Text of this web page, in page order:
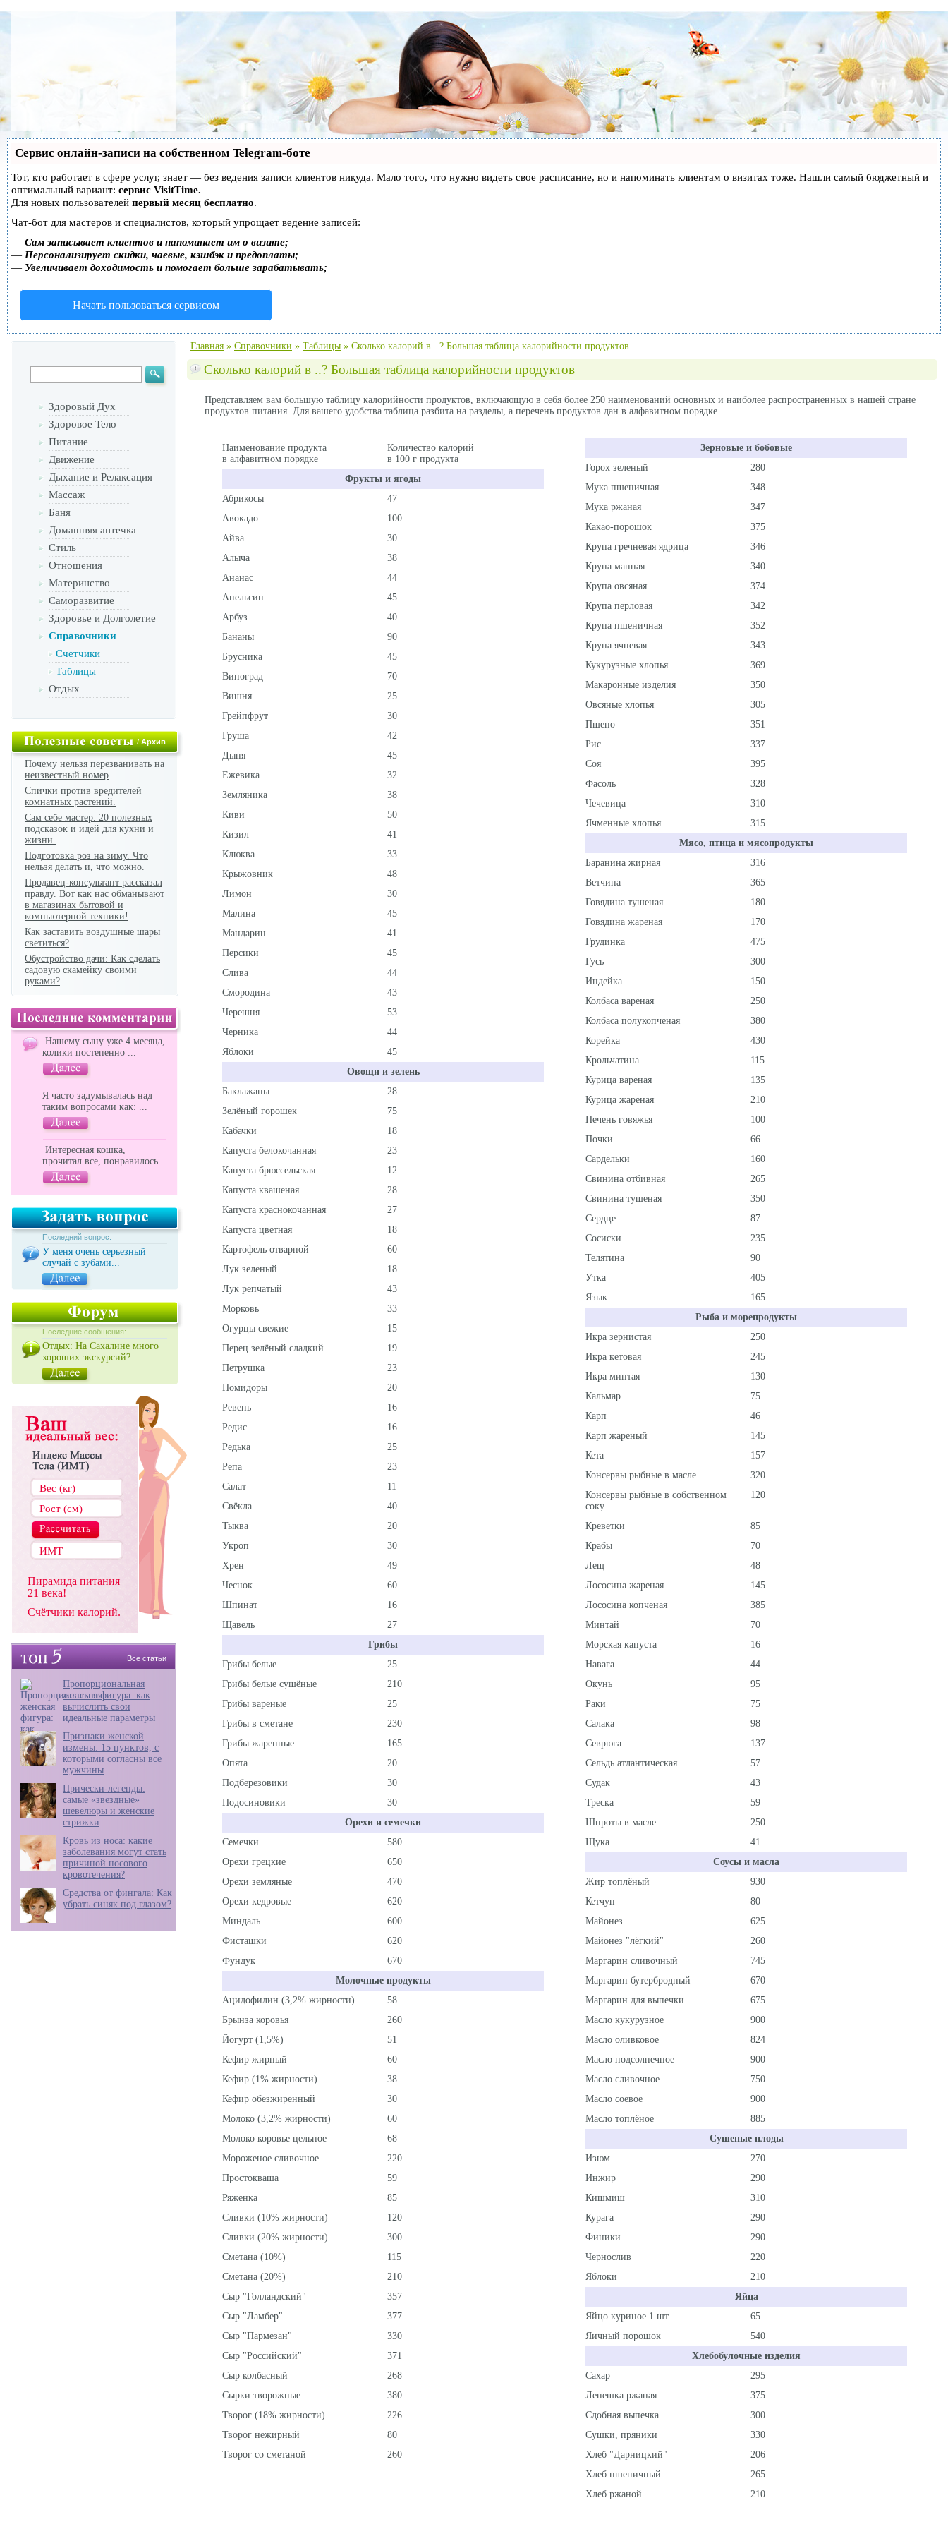
Сервис онлайн-записи на собственном Telegram-боте
Тот, кто работает в сфере услуг, знает — без ведения записи клиентов никуда. Мало того, что нужно видеть свое расписание, но и напоминать клиентам о визитах тоже. Нашли самый бюджетный и
оптимальный вариант: сервис VisitTime.
Для новых пользователей первый месяц бесплатно.
Чат-бот для мастеров и специалистов, который упрощает ведение записей:
— Сам записывает клиентов и напоминает им о визите;
— Персонализирует скидки, чаевые, кэшбэк и предоплаты;
— Увеличивает доходимость и помогает больше зарабатывать;
Начать пользоваться сервисом
Здоровый Дух
Здоровое Тело
Питание
Движение
Дыхание и Релаксация
Массаж
Баня
Домашняя аптечка
Стиль
Отношения
Материнство
Саморазвитие
Здоровье и Долголетие
Справочники
Счетчики
Таблицы
Отдых
/Архив
Почему нельзя перезванивать на
неизвестный номер
Спички против вредителей
комнатных растений.
Сам себе мастер. 20 полезных
подсказок и идей для кухни и
жизни.
Подготовка роз на зиму. Что
нельзя делать и, что можно.
Продавец-консультант рассказал
правду. Вот как нас обманывают
в магазинах бытовой и
компьютерной техники!
Как заставить воздушные шары
светиться?
Обустройство дачи: Как сделать
садовую скамейку своими
руками?
Нашему сыну уже 4 месяца,
колики постепенно ...
Я часто задумывалась над
таким вопросами как: ...
Интересная кошка,
прочитал все, понравилось
Последний вопрос:
У меня очень серьезный
случай с зубами...
Последние сообщения:
Отдых: На Сахалине много
хороших экскурсий?
Пирамида питания
21 века!
Счётчики калорий.
Все статьи
Пропорциональная
женская фигура: как
вычислить свои
идеальные параметры
Признаки женской
измены: 15 пунктов, с
которыми согласны все
мужчины
Прически-легенды:
самые «звездные»
шевелюры и женские
стрижки
Кровь из носа: какие
заболевания могут стать
причиной носового
кровотечения?
Средства от фингала: Как
убрать синяк под глазом?
Главная » Справочники » Таблицы » Сколько калорий в ..? Большая таблица калорийности продуктов
Сколько калорий в ..? Большая таблица калорийности продуктов
Представляем вам большую таблицу калорийности продуктов, включающую в себя более 250 наименований основных и наиболее распространенных в нашей стране
продуктов питания. Для вашего удобства таблица разбита на разделы, а перечень продуктов дан в алфавитном порядке.
Наименование продукта
в алфавитном порядке
Количество калорий
в 100 г продукта
Фрукты и ягоды
Абрикосы
47
Авокадо
100
Айва
30
Алыча
38
Ананас
44
Апельсин
45
Арбуз
40
Бананы
90
Брусника
45
Виноград
70
Вишня
25
Грейпфрут
30
Груша
42
Дыня
45
Ежевика
32
Земляника
38
Киви
50
Кизил
41
Клюква
33
Крыжовник
48
Лимон
30
Малина
45
Мандарин
41
Персики
45
Слива
44
Смородина
43
Черешня
53
Черника
44
Яблоки
45
Овощи и зелень
Баклажаны
28
Зелёный горошек
75
Кабачки
18
Капуста белокочанная
23
Капуста брюссельская
12
Капуста квашеная
28
Капуста краснокочанная
27
Капуста цветная
18
Картофель отварной
60
Лук зеленый
18
Лук репчатый
43
Морковь
33
Огурцы свежие
15
Перец зелёный сладкий
19
Петрушка
23
Помидоры
20
Ревень
16
Редис
16
Редька
25
Репа
23
Салат
11
Свёкла
40
Тыква
20
Укроп
30
Хрен
49
Чеснок
60
Шпинат
16
Щавель
27
Грибы
Грибы белые
25
Грибы белые сушёные
210
Грибы вареные
25
Грибы в сметане
230
Грибы жаренные
165
Опята
20
Подберезовики
30
Подосиновики
30
Орехи и семечки
Семечки
580
Орехи грецкие
650
Орехи земляные
470
Орехи кедровые
620
Миндаль
600
Фисташки
620
Фундук
670
Молочные продукты
Ацидофилин (3,2% жирности)
58
Брынза коровья
260
Йогурт (1,5%)
51
Кефир жирный
60
Кефир (1% жирности)
38
Кефир обезжиренный
30
Молоко (3,2% жирности)
60
Молоко коровье цельное
68
Мороженое сливочное
220
Простокваша
59
Ряженка
85
Сливки (10% жирности)
120
Сливки (20% жирности)
300
Сметана (10%)
115
Сметана (20%)
210
Сыр "Голландский"
357
Сыр "Ламбер"
377
Сыр "Пармезан"
330
Сыр "Российский"
371
Сыр колбасный
268
Сырки творожные
380
Творог (18% жирности)
226
Творог нежирный
80
Творог со сметаной
260
Зерновые и бобовые
Горох зеленый
280
Мука пшеничная
348
Мука ржаная
347
Какао-порошок
375
Крупа гречневая ядрица
346
Крупа манная
340
Крупа овсяная
374
Крупа перловая
342
Крупа пшеничная
352
Крупа ячневая
343
Кукурузные хлопья
369
Макаронные изделия
350
Овсяные хлопья
305
Пшено
351
Рис
337
Соя
395
Фасоль
328
Чечевица
310
Ячменные хлопья
315
Мясо, птица и мясопродукты
Баранина жирная
316
Ветчина
365
Говядина тушеная
180
Говядина жареная
170
Грудинка
475
Гусь
300
Индейка
150
Колбаса вареная
250
Колбаса полукопченая
380
Корейка
430
Крольчатина
115
Курица вареная
135
Курица жареная
210
Печень говяжья
100
Почки
66
Сардельки
160
Свинина отбивная
265
Свинина тушеная
350
Сердце
87
Сосиски
235
Телятина
90
Утка
405
Язык
165
Рыба и морепродукты
Икра зернистая
250
Икра кетовая
245
Икра минтая
130
Кальмар
75
Карп
46
Карп жареный
145
Кета
157
Консервы рыбные в масле
320
Консервы рыбные в собственном
соку
120
Креветки
85
Крабы
70
Лещ
48
Лососина жареная
145
Лососина копченая
385
Минтай
70
Морская капуста
16
Навага
44
Окунь
95
Раки
75
Салака
98
Севрюга
137
Сельдь атлантическая
57
Судак
43
Треска
59
Шпроты в масле
250
Щука
41
Соусы и масла
Жир топлёный
930
Кетчуп
80
Майонез
625
Майонез "лёгкий"
260
Маргарин сливочный
745
Маргарин бутербродный
670
Маргарин для выпечки
675
Масло кукурузное
900
Масло оливковое
824
Масло подсолнечное
900
Масло сливочное
750
Масло соевое
900
Масло топлёное
885
Сушеные плоды
Изюм
270
Инжир
290
Кишмиш
310
Курага
290
Финики
290
Чернослив
220
Яблоки
210
Яйца
Яйцо куриное 1 шт.
65
Яичный порошок
540
Хлебобулочные изделия
Сахар
295
Лепешка ржаная
375
Сдобная выпечка
300
Сушки, пряники
330
Хлеб "Дарницкий"
206
Хлеб пшеничный
265
Хлеб ржаной
210